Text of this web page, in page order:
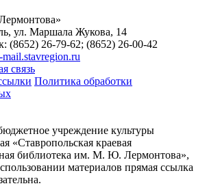
ул. Маршала Жукова, 14
(8652) 26-79-62; (8652) 26-00-42
связь
Политика обработки
учреждение культуры
«Ставропольская краевая
библиотека им. М. Ю. Лермонтова»,
материалов прямая ссылка